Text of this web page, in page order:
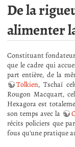
De la
alimenter
Constituant fondateur
que le cadre qui
part entière, de la
Tolkien, Tschaï
Rougon Macquart,
Hexagora est
son temps avec la
récits policiers que
fous qu'une pratique